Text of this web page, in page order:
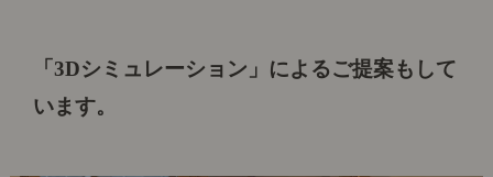
「3Dシミュレーション」によるご提案もして
います。